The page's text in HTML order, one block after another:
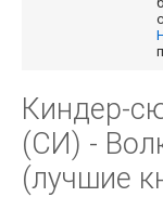
Киндер-
(СИ) -
(лучшие